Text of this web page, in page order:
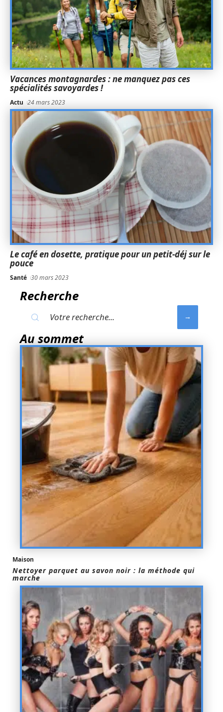
Vacances montagnardes : ne manquez pas ces
spécialités savoyardes !
Actu 24 mars 2023
Le café en dosette, pratique pour un petit-déj sur le
pouce
Santé 30 mars 2023
Recherche
Au sommet
Maison
Nettoyer parquet au savon noir : la méthode qui
marche